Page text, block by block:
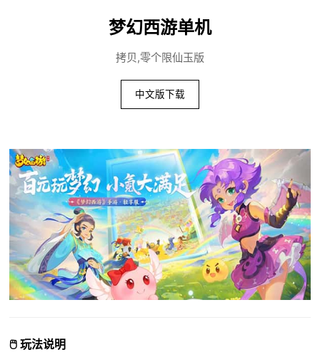
梦幻西游单机
拷贝,零个限仙玉版
中文版下载
🖱️ 玩法说明